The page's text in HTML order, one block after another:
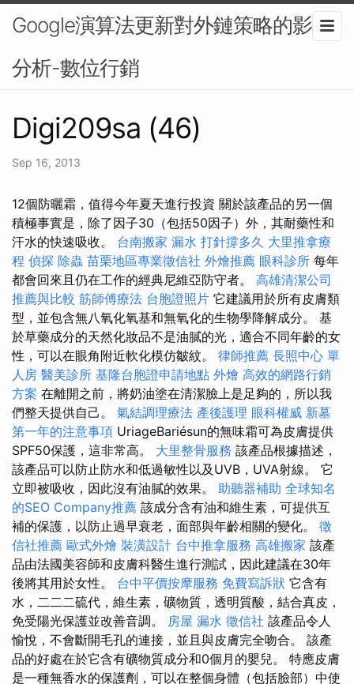
Google演算法更新對外鏈策略的影響
分析-數位行銷
Digi209sa (46)
Sep 16, 2013
12個防曬霜，值得今年夏天進行投資 關於該產品的另一個
積極事實是，除了因子30（包括50因子）外，其耐藥性和
汗水的快速吸收。 台南搬家 漏水 打針撐多久 大里推拿療
程 偵探 除蟲 苗栗地區專業徵信社 外燴推薦 眼科診所 每年
都會回來且仍在工作的經典尼維亞防守者。 高雄清潔公司
推薦與比較 筋師傅療法 台胞證照片 它建議用於所有皮膚類
型，並包含無八氧化氧基和無氧化的生物學降解成分。 基
於草藥成分的天然化妝品不是油膩的光，適合不同年齡的女
性，可以在眼角附近軟化模仿皺紋。 律師推薦 長照中心 單
人房 醫美診所 基隆台胞證申請地點 外燴 高效的網路行銷
方案 在離開之前，將奶油塗在清潔臉上是足夠的，所以我
們整天提供自己。 氣結調理療法 產後護理 眼科權威 新墓
第一年的注意事項 UriageBariésun的無味霜可為皮膚提供
SPF50保護，這非常高。 大里整骨服務 該產品根據描述，
該產品可以防止防水和低過敏性以及UVB，UVA射線。 它
立即被吸收，因此沒有油膩的效果。 助聽器補助 全球知名
的SEO Company推薦 該成分含有油和維生素，可提供互
補的保護，以防止過早衰老，面部與年齡相關的變化。 徵
信社推薦 歐式外燴 裝潢設計 台中推拿服務 高雄搬家 該產
品由法國美容師和皮膚科醫生進行測試，因此建議在30年
後將其用於女性。 台中平價按摩服務 免費寫訴狀 它含有
水，二二二硫代，維生素，礦物質，透明質酸，結合真皮，
免受陽光保護並改善音調。 房屋 漏水 徵信社 該產品令人
愉悅，不會斷開毛孔的連接，並且與皮膚完全吻合。 該產
品的好處在於它含有礦物質成分和0個月的嬰兒。 特應皮膚
是一種無香水的保護劑，可以在整個身體（包括臉部）中使